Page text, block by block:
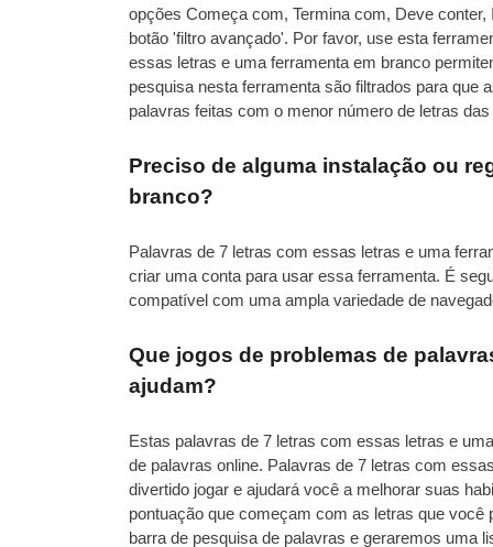
opções Começa com, Termina com, Deve
botão 'filtro avançado'. Por favor, use esta
essas letras e uma ferramenta em branco
pesquisa nesta ferramenta são filtrados para que
palavras feitas com o menor número de letras
Preciso de alguma instalação ou
branco?
Palavras de 7 letras com essas letras e uma
criar uma conta para usar essa ferramenta. É
compatível com uma ampla variedade de
Que jogos de problemas de
ajudam?
Estas palavras de 7 letras com essas letras e
de palavras online. Palavras de 7 letras com
divertido jogar e ajudará você a melhorar suas
pontuação que começam com as letras que
barra de pesquisa de palavras e geraremos uma